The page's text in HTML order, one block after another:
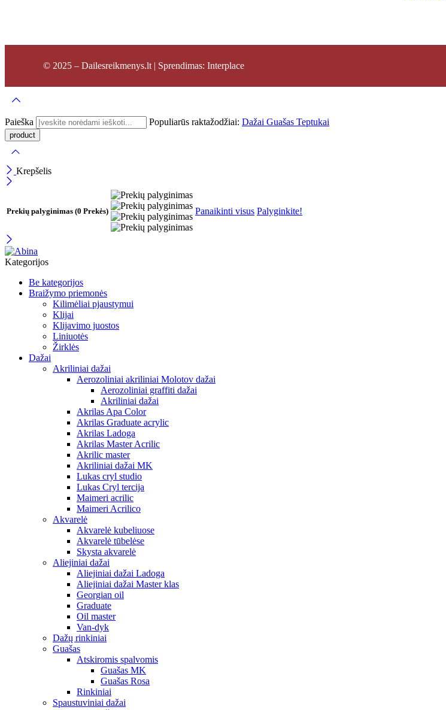
© 2025 – Dailesreikmenys.lt | Sprendimas: Interplace
Paieška Populiarūs raktažodžiai: Dažai Guašas Teptukai
Krepšelis
Prekių palyginimas (0 Prekės) Panaikinti visus Palyginkite!
Kategorijos
Be kategorijos
Braižymo priemonės
Kilimėliai pjaustymui
Klijai
Klijavimo juostos
Liniuotės
Žirklės
Dažai
Akriliniai dažai
Aerozoliniai akriliniai Molotov dažai
Aerozoliniai graffiti dažai
Akriliniai dažai
Akrilas Apa Color
Akrilas Graduate acrylic
Akrilas Ladoga
Akrilas Master Acrilic
Akrilic master
Akriliniai dažai MK
Lukas cryl studio
Lukas Cryl tercija
Maimeri acrilic
Maimeri Acrilico
Akvarelė
Akvarelė kubeliuose
Akvarelė tūbelėse
Skysta akvarelė
Aliejiniai dažai
Aliejiniai dažai Ladoga
Aliejiniai dažai Master klas
Georgian oil
Graduate
Oil master
Van-dyk
Dažų rinkiniai
Guašas
Atskiromis spalvomis
Guašas MK
Guašas Rosa
Rinkiniai
Spaustuviniai dažai